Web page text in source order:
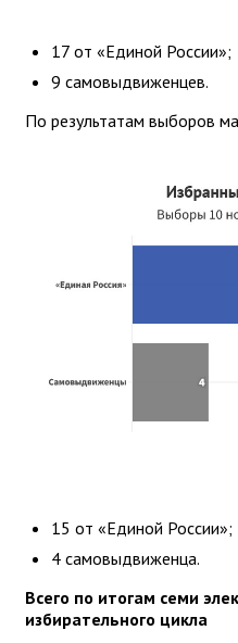
17 от «Единой России»;
9 самовыдвиженцев.
По результатам выборов
15 от «Единой России»;
4 самовыдвиженца.
Всего по итогам семи
избирательного цикла